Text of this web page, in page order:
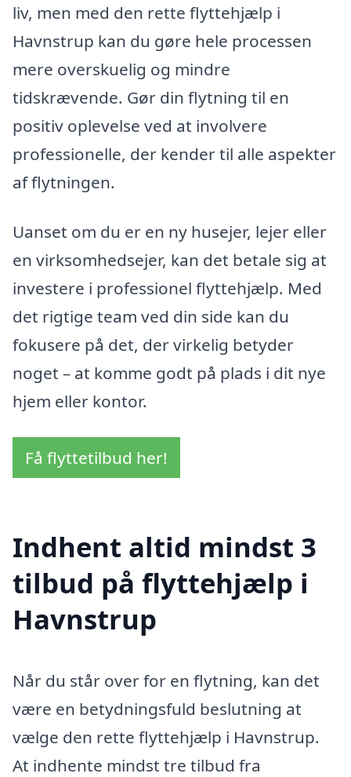
liv, men med den rette flyttehjælp i
Havnstrup kan du gøre hele processen
mere overskuelig og mindre
tidskrævende. Gør din flytning til en
positiv oplevelse ved at involvere
professionelle, der kender til alle aspekter
af flytningen.
Uanset om du er en ny husejer, lejer eller
en virksomhedsejer, kan det betale sig at
investere i professionel flyttehjælp. Med
det rigtige team ved din side kan du
fokusere på det, der virkelig betyder
noget – at komme godt på plads i dit nye
hjem eller kontor.
Få flyttetilbud her!
Indhent altid mindst 3
tilbud på flyttehjælp i
Havnstrup
Når du står over for en flytning, kan det
være en betydningsfuld beslutning at
vælge den rette flyttehjælp i Havnstrup.
At indhente mindst tre tilbud fra